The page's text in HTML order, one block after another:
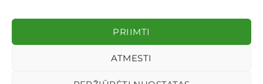
PRIIMTI
ATMESTI
KEITIMAS IR GRĄŽINIMAS
PRIVATUMO POLITIKA
Visos teisės saugomos 2026 ©dekosodas.lt